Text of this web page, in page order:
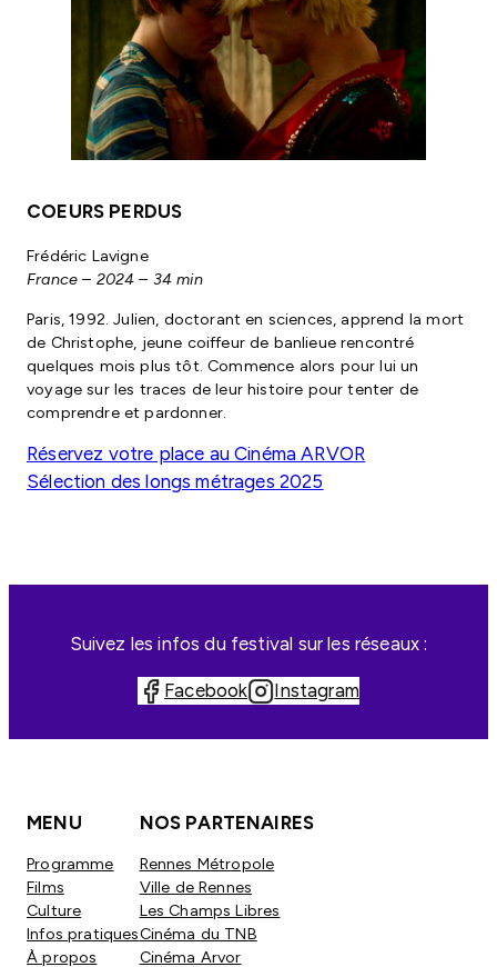
COEURS PERDUS
Frédéric Lavigne
France – 2024 – 34 min
Paris, 1992. Julien, doctorant en sciences, apprend la mort
de Christophe, jeune coiffeur de banlieue rencontré
quelques mois plus tôt. Commence alors pour lui un
voyage sur les traces de leur histoire pour tenter de
comprendre et pardonner.
Réservez votre place au Cinéma ARVOR
Sélection des longs métrages 2025
Suivez les infos du festival sur les réseaux :
Facebook Instagram
MENU
Programme
Films
Culture
Infos pratiques
À propos
NOS PARTENAIRES
Rennes Métropole
Ville de Rennes
Les Champs Libres
Cinéma du TNB
Cinéma Arvor